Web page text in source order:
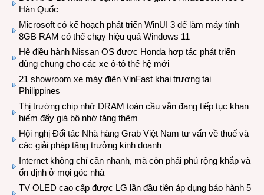
Hàn Quốc
Microsoft có kế hoạch phát triển WinUI 3 để làm máy tính
8GB RAM có thể chạy hiệu quả Windows 11
Hệ điều hành Nissan OS được Honda hợp tác phát triển
dùng chung cho các xe ô-tô thế hệ mới
21 showroom xe máy điện VinFast khai trương tại
Philippines
Thị trường chip nhớ DRAM toàn cầu vẫn đang tiếp tục khan
hiếm đẩy giá bộ nhớ tăng thêm
Hội nghị Đối tác Nhà hàng Grab Việt Nam tư vấn về thuế và
các giải pháp tăng trưởng kinh doanh
Internet không chỉ cần nhanh, mà còn phải phủ rộng khắp và
ổn định ở mọi góc nhà
TV OLED cao cấp được LG lần đầu tiên áp dụng bảo hành 5